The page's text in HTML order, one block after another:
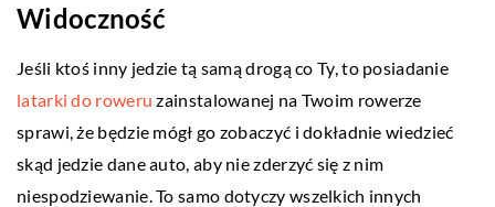
Widoczność
Jeśli ktoś inny jedzie tą samą drogą co Ty, to posiadanie
latarki do roweru zainstalowanej na Twoim rowerze
sprawi, że będzie mógł go zobaczyć i dokładnie wiedzieć
skąd jedzie dane auto, aby nie zderzyć się z nim
niespodziewanie. To samo dotyczy wszelkich innych